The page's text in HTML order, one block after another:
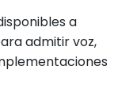
a
admitir voz,